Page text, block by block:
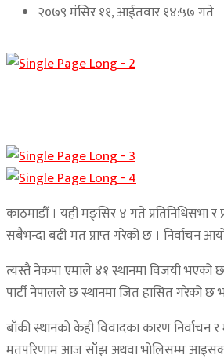
२०७९ मंसिर ११, आईतवार १४:५७ गते
काठमाडौँ । यही मङ्सिर ४ गते प्रतिनिधिसभा
सबैभन्दा बढी मत प्राप्त गरेको छ । निर्वाचन
त्यस्तै नेकपा एमाले ४१ स्थानमा विजयी भएको छ
पार्टी नेपालले छ स्थानमा जित हासित गरेको छ
बाँकी स्थानको केही विवादका कारण
मतपरिणाम आज साँझ अथवा भोलिसम्म आइसक्ने